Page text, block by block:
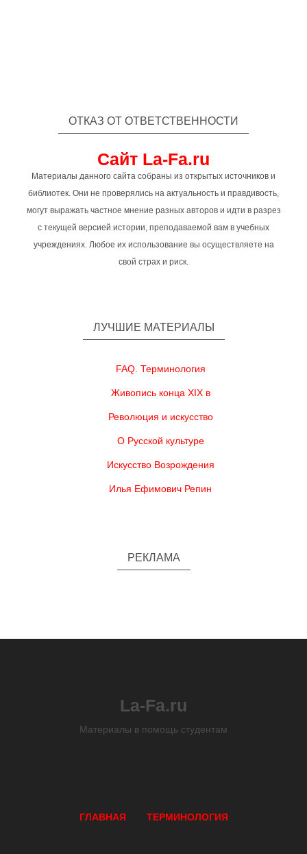
ОТКАЗ ОТ ОТВЕТСТВЕННОСТИ
Сайт La-Fa.ru
Материалы данного сайта собраны из открытых источников и
библиотек. Они не проверялись на актуальность и правдивость,
могут выражать частное мнение разных авторов и идти в разрез
с текущей версией истории, преподаваемой вам в учебных
учреждениях. Любое их использование вы осуществляете на
свой страх и риск.
ЛУЧШИЕ МАТЕРИАЛЫ
FAQ. Терминология
Живопись конца XIX в
Революция и искусство
О Русской культуре
Искусство Возрождения
Илья Ефимович Репин
РЕКЛАМА
La-Fa.ru
Материалы в помощь студентам
ГЛАВНАЯ ТЕРМИНОЛОГИЯ